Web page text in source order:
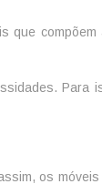
que compõem
Para
os